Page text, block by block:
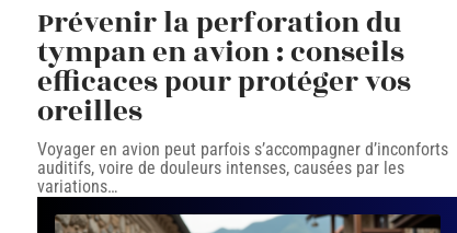
Prévenir la perforation du
tympan en avion : conseils
efficaces pour protéger vos
oreilles
Voyager en avion peut parfois s’accompagner d’inconforts
auditifs, voire de douleurs intenses, causées par les
variations…